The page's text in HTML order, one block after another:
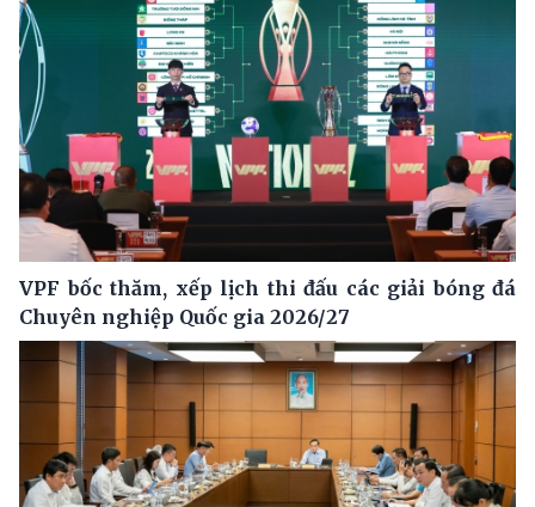
VPF bốc thăm, xếp lịch thi đấu các giải bóng đá
Chuyên nghiệp Quốc gia 2026/27